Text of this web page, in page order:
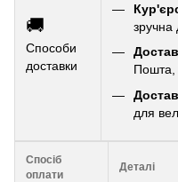
🚚
Способи
доставки
зручна
Пошта,
для
Спосіб
оплати
Деталі